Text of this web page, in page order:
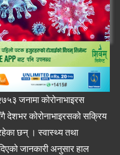
जनामा कोरोनाभाइरस
कोरोनाभाइरसको सक्रिय
छन् । स्वास्थ्य तथा
जानकारी अनुसार हाल